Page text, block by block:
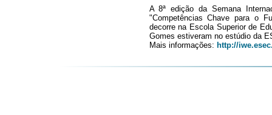
A 8ª edição da Semana
"Competências Chave para o
decorre na Escola Superior de
Gomes estiveram no estúdio da
Mais informações: http://